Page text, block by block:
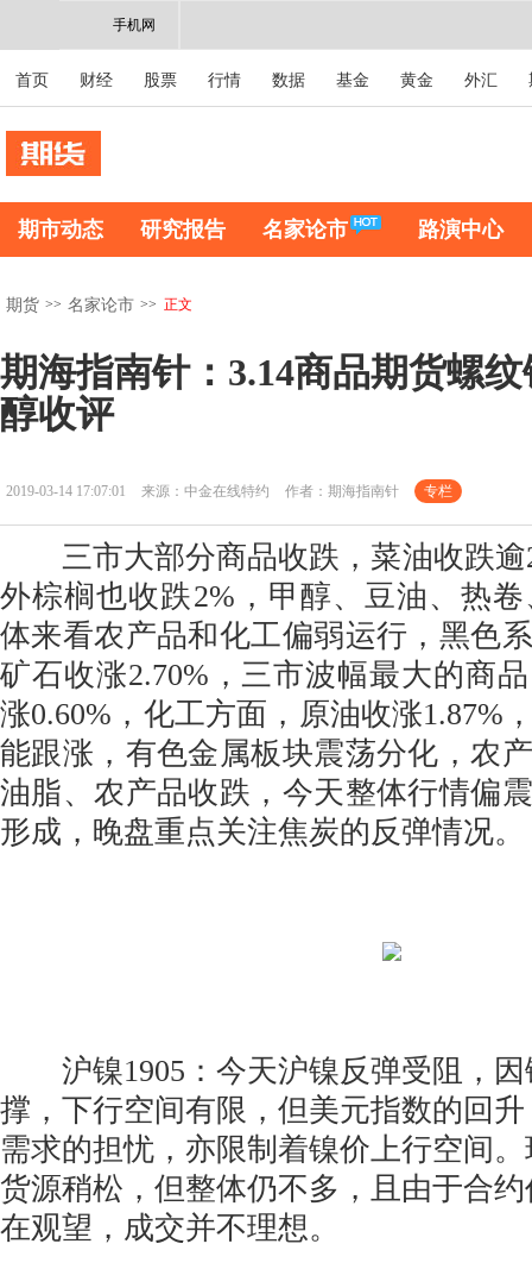
手机网
首页 财经 股票 行情 数据 基金 黄金 外汇
期市动态 研究报告 名家论市 路演中心
期货 >> 名家论市 >> 正文
期海指南针：3.14商品期货螺
醇收评
2019-03-14 17:07:01 来源：中金在线特约 作者：期海指南针 专栏
三市大部分商品收跌，菜油收跌逾
外棕榈也收跌2%，甲醇、豆油、热
体来看农产品和化工偏弱运行，黑色
矿石收涨2.70%，三市波幅最大的商
涨0.60%，化工方面，原油收涨1.87%
能跟涨，有色金属板块震荡分化，农
油脂、农产品收跌，今天整体行情偏
形成，晚盘重点关注焦炭的反弹情况。
沪镍1905：今天沪镍反弹受阻，因
撑，下行空间有限，但美元指数的回
需求的担忧，亦限制着镍价上行空间
货源稍松，但整体仍不多，且由于合
在观望，成交并不理想。